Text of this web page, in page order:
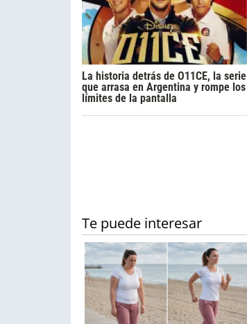
La historia detrás de O11CE, la serie
que arrasa en Argentina y rompe los
límites de la pantalla